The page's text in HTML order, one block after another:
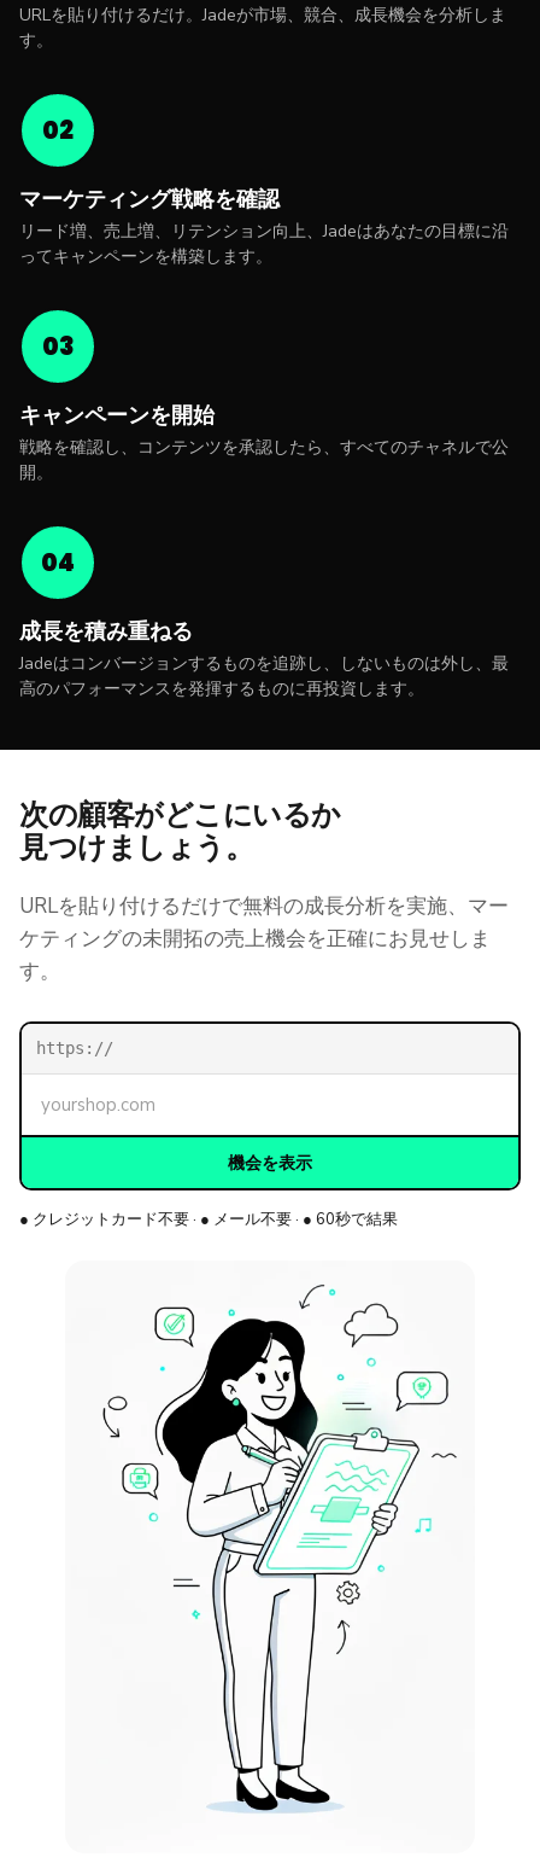
URLを貼り付けるだけ。Jadeが市場、競合、成長機会を分析しま
す。
02
マーケティング戦略を確認
リード増、売上増、リテンション向上、Jadeはあなたの目標に沿
ってキャンペーンを構築します。
03
キャンペーンを開始
戦略を確認し、コンテンツを承認したら、すべてのチャネルで公
開。
04
成長を積み重ねる
Jadeはコンバージョンするものを追跡し、しないものは外し、最
高のパフォーマンスを発揮するものに再投資します。
次の顧客がどこにいるか
見つけましょう。
URLを貼り付けるだけで無料の成長分析を実施、マー
ケティングの未開拓の売上機会を正確にお見せしま
す。
https://
機会を表示
● クレジットカード不要 · ● メール不要 · ● 60秒で結果